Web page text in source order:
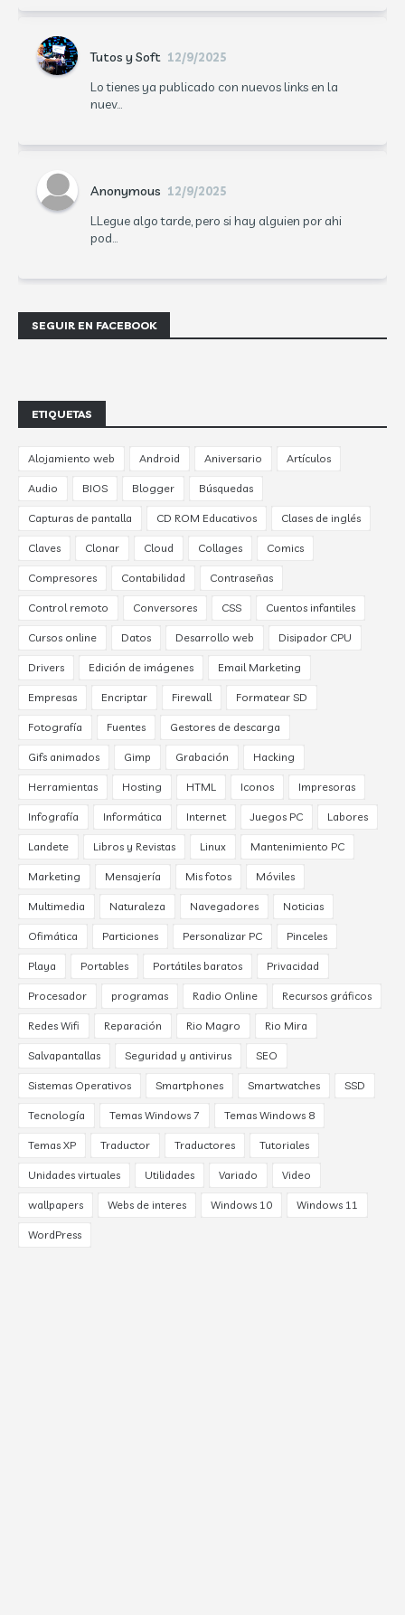
Tutos y Soft 12/9/2025
Lo tienes ya publicado con nuevos links en la
nuev...
Anonymous 12/9/2025
LLegue algo tarde, pero si hay alguien por ahi
pod...
SEGUIR EN FACEBOOK
ETIQUETAS
Alojamiento web Android Aniversario Artículos
Audio BIOS Blogger Búsquedas
Capturas de pantalla CD ROM Educativos Clases de inglés
Claves Clonar Cloud Collages Comics
Compresores Contabilidad Contraseñas
Control remoto Conversores CSS Cuentos infantiles
Cursos online Datos Desarrollo web Disipador CPU
Drivers Edición de imágenes Email Marketing
Empresas Encriptar Firewall Formatear SD
Fotografía Fuentes Gestores de descarga
Gifs animados Gimp Grabación Hacking
Herramientas Hosting HTML Iconos Impresoras
Infografía Informática Internet Juegos PC Labores
Landete Libros y Revistas Linux Mantenimiento PC
Marketing Mensajería Mis fotos Móviles
Multimedia Naturaleza Navegadores Noticias
Ofimática Particiones Personalizar PC Pinceles
Playa Portables Portátiles baratos Privacidad
Procesador programas Radio Online Recursos gráficos
Redes Wifi Reparación Rio Magro Rio Mira
Salvapantallas Seguridad y antivirus SEO
Sistemas Operativos Smartphones Smartwatches SSD
Tecnología Temas Windows 7 Temas Windows 8
Temas XP Traductor Traductores Tutoriales
Unidades virtuales Utilidades Variado Video
wallpapers Webs de interes Windows 10 Windows 11
WordPress